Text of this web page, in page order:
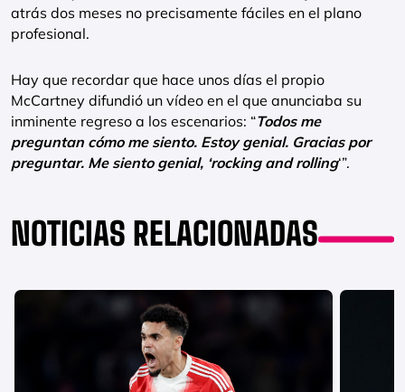
atrás dos meses no precisamente fáciles en el plano
profesional.
Hay que recordar que hace unos días el propio
McCartney difundió un vídeo en el que anunciaba su
inminente regreso a los escenarios: “Todos me
preguntan cómo me siento. Estoy genial. Gracias por
preguntar. Me siento genial, ‘rocking and rolling‘”.
NOTICIAS RELACIONADAS